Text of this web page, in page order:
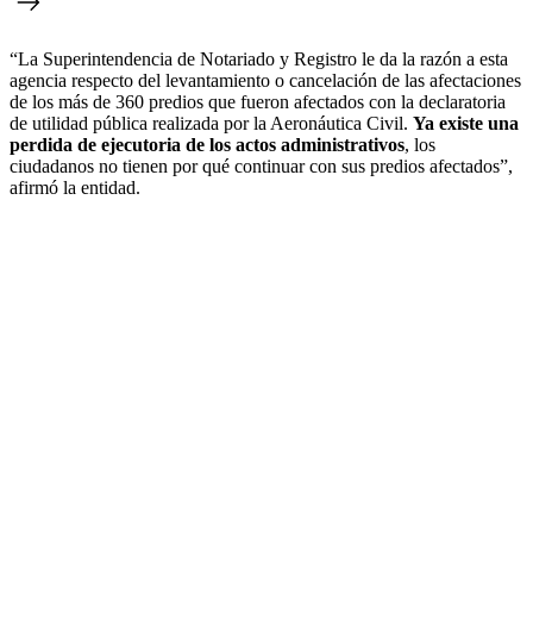
“La Superintendencia de Notariado y Registro le da la razón a esta
agencia respecto del levantamiento o cancelación de las afectaciones
de los más de 360 predios que fueron afectados con la declaratoria
de utilidad pública realizada por la Aeronáutica Civil. Ya existe una
perdida de ejecutoria de los actos administrativos, los
ciudadanos no tienen por qué continuar con sus predios afectados”,
afirmó la entidad.